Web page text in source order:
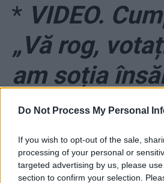
Do Not Process My Personal
If you wish to opt-out of the sale,
processing of your personal or
targeted advertising by us, please
section to confirm your selection.
* VIDEO.
„Vă rog,
am soția
Sunt tată de
copii, dintre
născuți”